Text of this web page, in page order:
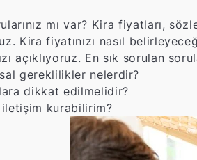
mı var? Kira fiyatları,
Kira fiyatınızı nasıl
açıklıyoruz. En sık sorulan
gereklilikler nelerdir?
dikkat edilmelidir?
iletişim kurabilirim?